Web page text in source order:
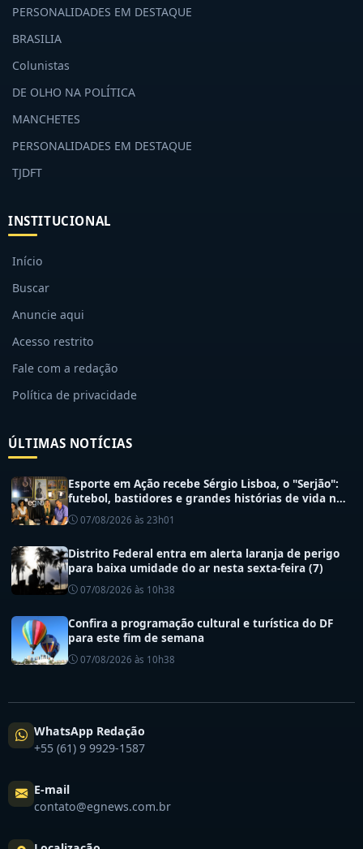
PERSONALIDADES EM DESTAQUE
BRASILIA
Colunistas
DE OLHO NA POLÍTICA
MANCHETES
PERSONALIDADES EM DESTAQUE
TJDFT
INSTITUCIONAL
Início
Buscar
Anuncie aqui
Acesso restrito
Fale com a redação
Política de privacidade
ÚLTIMAS NOTÍCIAS
Esporte em Ação recebe Sérgio Lisboa, o "Serjão":
futebol, bastidores e grandes histórias de vida no
07/08/2026 às 23h01
Distrito Federal entra em alerta laranja de perigo
para baixa umidade do ar nesta sexta-feira (7)
07/08/2026 às 10h38
Confira a programação cultural e turística do DF
para este fim de semana
07/08/2026 às 10h38
WhatsApp Redação
+55 (61) 9 9929-1587
E-mail
contato@egnews.com.br
Localização